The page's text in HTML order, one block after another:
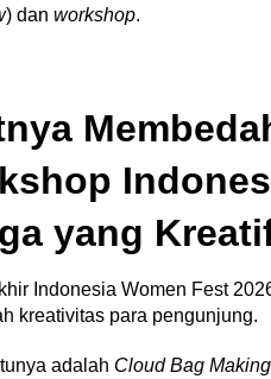
) dan workshop.
yang
Indonesia Women Fest
kreativitas para pengunjung.
adalah Cloud Bag